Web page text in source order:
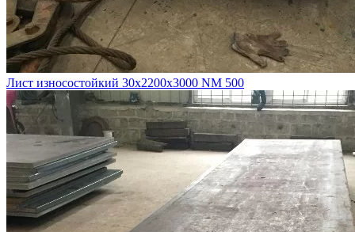
Лист износостойкий 30х2200х3000 NM 500